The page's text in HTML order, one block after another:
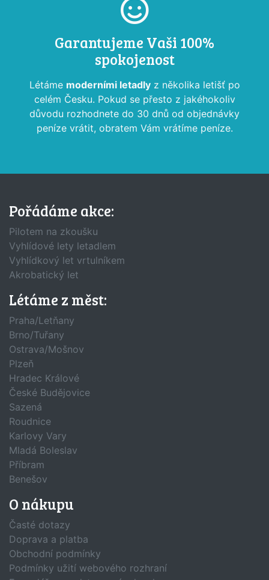
Garantujeme Vaši 100%
spokojenost
Létáme moderními letadlyz několika letišť po
celém Česku. Pokud se přesto z jakéhokoliv
důvodu rozhodnete do 30 dnů od objednávky
peníze vrátit, obratem Vám vrátíme peníze.
Pořádáme akce:
Pilotem na zkoušku
Vyhlídové lety letadlem
Vyhlídkový let vrtulníkem
Akrobatický let
Létáme z měst:
Praha/Letňany
Brno/Tuřany
Ostrava/Mošnov
Plzeň
Hradec Králové
České Budějovice
Sazená
Roudnice
Karlovy Vary
Mladá Boleslav
Příbram
Benešov
O nákupu
Časté dotazy
Doprava a platba
Obchodní podmínky
Podmínky užití webového rozhraní